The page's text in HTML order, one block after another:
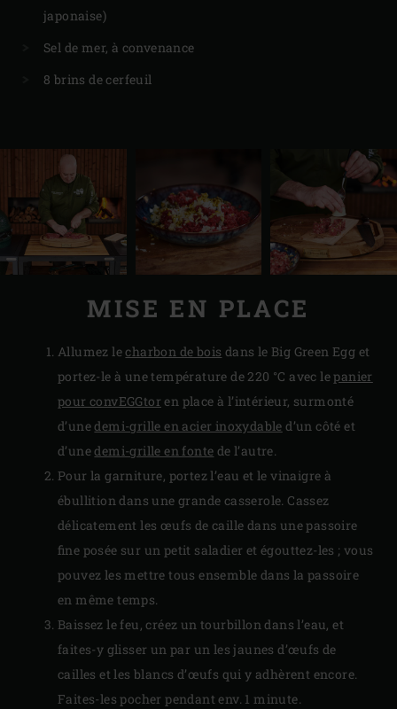
japonaise)
Sel de mer, à convenance
8 brins de cerfeuil
MISE EN PLACE
Allumez lecharbon de bois dans le Big Green Egg et
portez-le à une température de 220 °C avec le panier
pour convEGGtor en place à l’intérieur, surmonté
d’unedemi-grille en acier inoxydable d’un côté et
d’unedemi-grille en fonte de l’autre.
Pour la garniture, portez l’eau et le vinaigre à
ébullition dans une grande casserole. Cassez
délicatement les œufs de caille dans une passoire
fine posée sur un petit saladier et égouttez-les ; vous
pouvez les mettre tous ensemble dans la passoire
en même temps.
Baissez le feu, créez un tourbillon dans l’eau, et
faites-y glisser un par un les jaunes d’œufs de
cailles et les blancs d’œufs qui y adhèrent encore.
Faites-les pocher pendant env. 1 minute.